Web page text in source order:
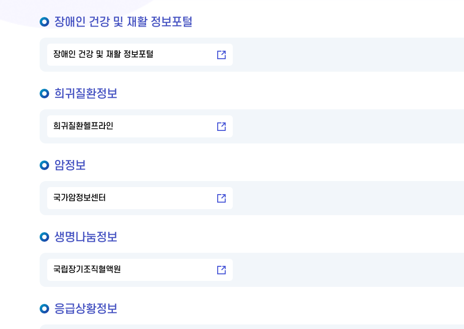
장애인 건강 및 재활 정보포털
장애인 건강 및 재활 정보포털
희귀질환정보
희귀질환헬프라인
암정보
국가암정보센터
생명나눔정보
국립장기조직혈액원
응급상황정보